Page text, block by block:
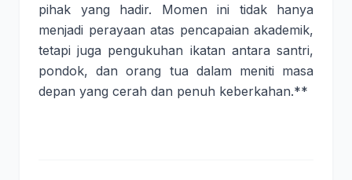
pihak yang hadir. Momen ini tidak hanya
menjadi perayaan atas pencapaian akademik,
tetapi juga pengukuhan ikatan antara santri,
pondok, dan orang tua dalam meniti masa
depan yang cerah dan penuh keberkahan.**